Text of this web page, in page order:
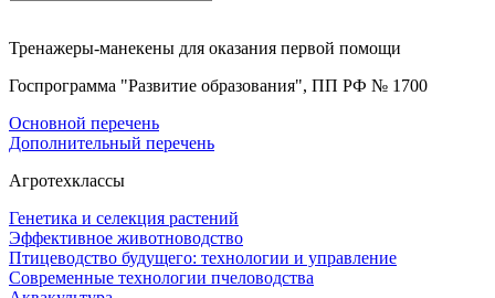
Тренажеры-манекены для оказания первой помощи
Госпрограмма "Развитие образования", ПП РФ № 1700
Основной перечень
Дополнительный перечень
Агротехклассы
Генетика и селекция растений
Эффективное животноводство
Птицеводство будущего: технологии и управление
Современные технологии пчеловодства